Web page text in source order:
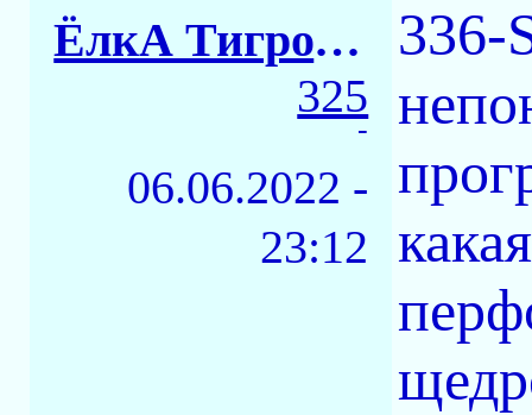
ЁлкА ТигровАЯ
325
-
06.06.2022 -
23:12
336-